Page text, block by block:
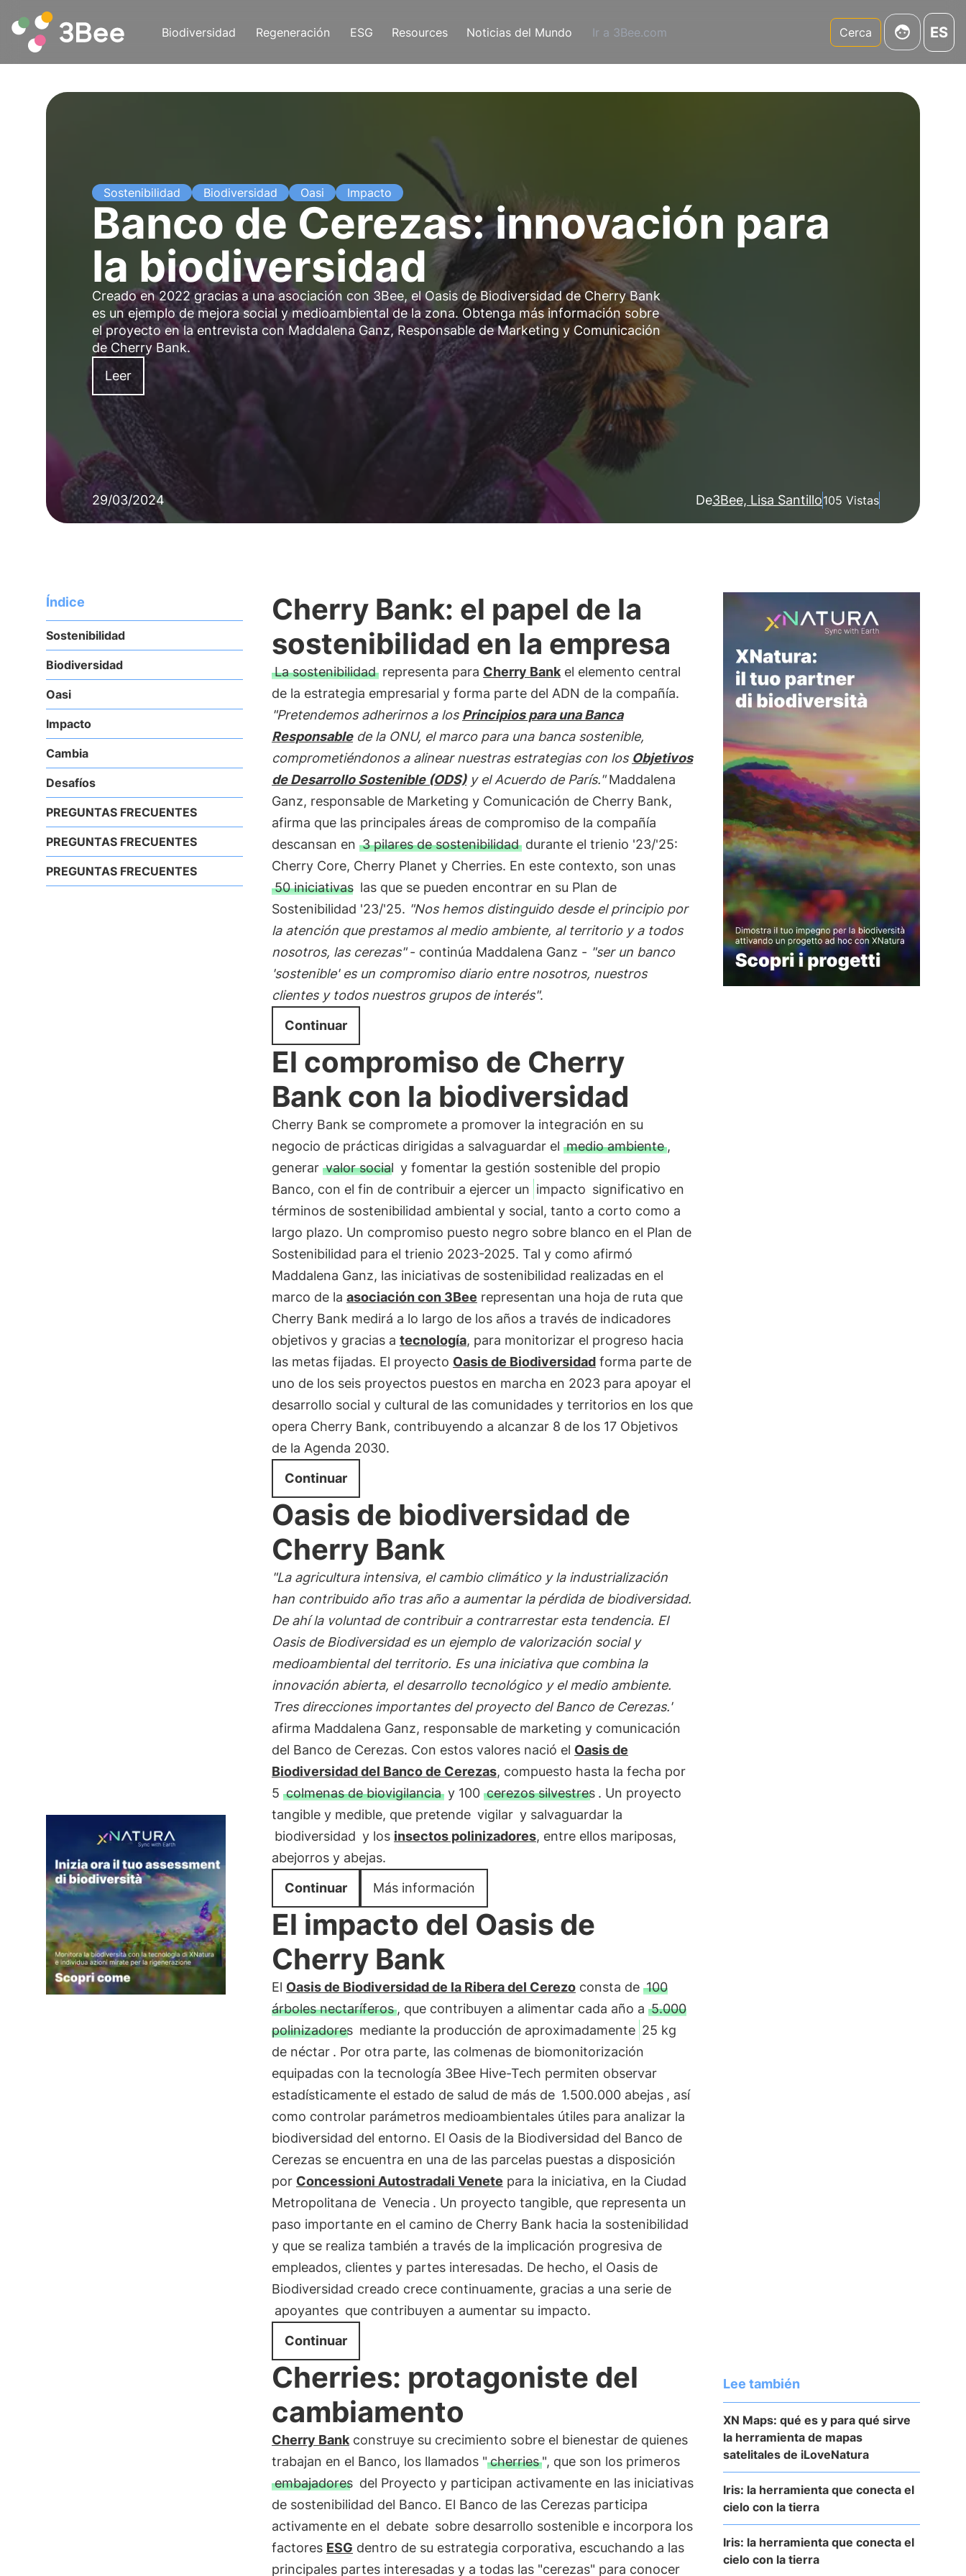
Biodiversidad Regeneración ESG Resources Noticias del Mundo Ir a 3Bee.com Cerca ES
Sostenibilidad Biodiversidad Oasi Impacto
Banco de Cerezas: innovación para
la biodiversidad
Creado en 2022 gracias a una asociación con 3Bee, el Oasis de Biodiversidad de Cherry Bank
es un ejemplo de mejora social y medioambiental de la zona. Obtenga más información sobre
el proyecto en la entrevista con Maddalena Ganz, Responsable de Marketing y Comunicación
de Cherry Bank.
Leer
29/03/2024 De3Bee, Lisa Santillo105 Vistas
Índice
Sostenibilidad
Biodiversidad
Oasi
Impacto
Cambia
Desafíos
PREGUNTAS FRECUENTES
PREGUNTAS FRECUENTES
PREGUNTAS FRECUENTES
Cherry Bank: el papel de la
sostenibilidad en la empresa
La sostenibilidadrepresenta para Cherry Bankel elemento central
de la estrategia empresarial y forma parte del ADN de la compañía.
"Pretendemos adherirnos a los Principios para una Banca
Responsablede la ONU, el marco para una banca sostenible,
comprometiéndonos a alinear nuestras estrategias con los Objetivos
de Desarrollo Sostenible (ODS)y el Acuerdo de París."Maddalena
Ganz, responsable de Marketing y Comunicación de Cherry Bank,
afirma que las principales áreas de compromiso de la compañía
descansan en 3 pilares de sostenibilidaddurante el trienio '23/'25:
Cherry Core, Cherry Planet y Cherries. En este contexto, son unas
50 iniciativas las que se pueden encontrar en su Plan de
Sostenibilidad '23/'25. "Nos hemos distinguido desde el principio por
la atención que prestamos al medio ambiente, al territorio y a todos
nosotros, las cerezas"- continúa Maddalena Ganz - "ser un banco
'sostenible' es un compromiso diario entre nosotros, nuestros
clientes y todos nuestros grupos de interés".
Continuar
El compromiso de Cherry
Bank con la biodiversidad
Cherry Bank se compromete a promover la integración en su
negocio de prácticas dirigidas a salvaguardar el medio ambiente,
generar valor social y fomentar la gestión sostenible del propio
Banco, con el fin de contribuir a ejercer un impacto significativo en
términos de sostenibilidad ambiental y social, tanto a corto como a
largo plazo. Un compromiso puesto negro sobre blanco en el Plan de
Sostenibilidad para el trienio 2023-2025. Tal y como afirmó
Maddalena Ganz, las iniciativas de sostenibilidad realizadas en el
marco de la asociación con 3Bee representan una hoja de ruta que
Cherry Bank medirá a lo largo de los años a través de indicadores
objetivos y gracias a tecnología, para monitorizar el progreso hacia
las metas fijadas. El proyecto Oasis de Biodiversidadforma parte de
uno de los seis proyectos puestos en marcha en 2023 para apoyar el
desarrollo social y cultural de las comunidades y territorios en los que
opera Cherry Bank, contribuyendo a alcanzar 8 de los 17 Objetivos
de la Agenda 2030.
Continuar
Oasis de biodiversidad de
Cherry Bank
"La agricultura intensiva, el cambio climático y la industrialización
han contribuido año tras año a aumentar la pérdida de biodiversidad.
De ahí la voluntad de contribuir a contrarrestar esta tendencia. El
Oasis de Biodiversidad es un ejemplo de valorización social y
medioambiental del territorio. Es una iniciativa que combina la
innovación abierta, el desarrollo tecnológico y el medio ambiente.
Tres direcciones importantes del proyecto del Banco de Cerezas.'
afirma Maddalena Ganz, responsable de marketing y comunicación
del Banco de Cerezas. Con estos valores nació el Oasis de
Biodiversidad del Banco de Cerezas, compuesto hasta la fecha por
5 colmenas de biovigilanciay 100 cerezos silvestres . Un proyecto
tangible y medible, que pretende vigilar y salvaguardar la
biodiversidad y los insectos polinizadores, entre ellos mariposas,
abejorros y abejas.
Continuar
Más información
El impacto del Oasis de
Cherry Bank
El Oasis de Biodiversidad de la Ribera del Cerezoconsta de 100
árboles nectaríferos, que contribuyen a alimentar cada año a 5.000
polinizadores mediante la producción de aproximadamente 25 kg
de néctar . Por otra parte, las colmenas de biomonitorización
equipadas con la tecnología 3Bee Hive-Tech permiten observar
estadísticamente el estado de salud de más de 1.500.000 abejas , así
como controlar parámetros medioambientales útiles para analizar la
biodiversidad del entorno. El Oasis de la Biodiversidad del Banco de
Cerezas se encuentra en una de las parcelas puestas a disposición
por Concessioni Autostradali Venete para la iniciativa, en la Ciudad
Metropolitana de Venecia . Un proyecto tangible, que representa un
paso importante en el camino de Cherry Bank hacia la sostenibilidad
y que se realiza también a través de la implicación progresiva de
empleados, clientes y partes interesadas. De hecho, el Oasis de
Biodiversidad creado crece continuamente, gracias a una serie de
apoyantes que contribuyen a aumentar su impacto.
Continuar
Cherries: protagoniste del
cambiamento
Cherry Bankconstruye su crecimiento sobre el bienestar de quienes
trabajan en el Banco, los llamados " cherries", que son los primeros
embajadores del Proyecto y participan activamente en las iniciativas
de sostenibilidad del Banco. El Banco de las Cerezas participa
activamente en el debate sobre desarrollo sostenible e incorpora los
factores ESG dentro de su estrategia corporativa, escuchando a las
principales partes interesadas y a todas las "cerezas" para conocer
Lee también
XN Maps: qué es y para qué sirve
la herramienta de mapas
satelitales de iLoveNatura
Iris: la herramienta que conecta el
cielo con la tierra
Iris: la herramienta que conecta el
cielo con la tierra